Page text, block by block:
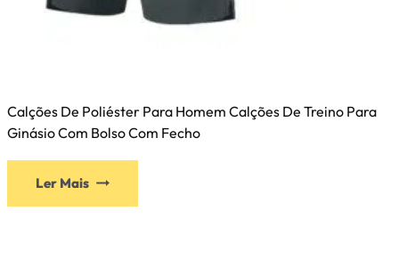
Calções De Poliéster Para Homem Calções De Treino Para
Ginásio Com Bolso Com Fecho
Ler Mais